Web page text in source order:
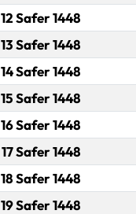
12 Safer 1448
13 Safer 1448
14 Safer 1448
15 Safer 1448
16 Safer 1448
17 Safer 1448
18 Safer 1448
19 Safer 1448